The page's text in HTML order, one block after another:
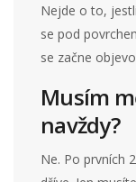
Nejde o to,
se pod
se začne
Musím
navždy?
Ne. Po prvních